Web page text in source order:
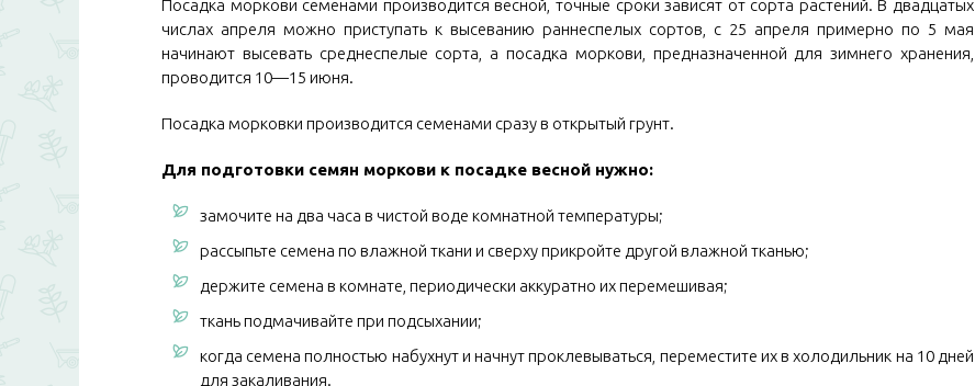
Посадка моркови семенами производится весной, точные сроки зависят от сорта растений. В двадцатых
числах апреля можно приступать к высеванию раннеспелых сортов, с 25 апреля примерно по 5 мая
начинают высевать среднеспелые сорта, а посадка моркови, предназначенной для зимнего хранения,
проводится 10—15 июня.
Посадка морковки производится семенами сразу в открытый грунт.
Для подготовки семян моркови к посадке весной нужно:
замочите на два часа в чистой воде комнатной температуры;
рассыпьте семена по влажной ткани и сверху прикройте другой влажной тканью;
держите семена в комнате, периодически аккуратно их перемешивая;
ткань подмачивайте при подсыхании;
когда семена полностью набухнут и начнут проклевываться, переместите их в холодильник на 10 дней
для закаливания.